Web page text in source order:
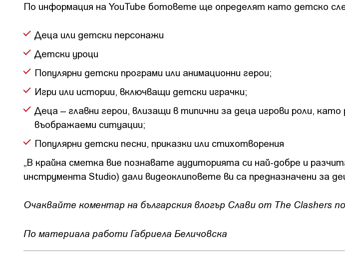
По информация на YouTube ботовете ще определят като детско
Деца или детски персонажи
Детски уроци
Популярни детски програми или анимационни герои;
Игри или истории, включващи детски играчки;
Деца – главни герои, влизащи в типични за деца игрови роли, като
въображаеми ситуации;
Популярни детски песни, приказки или стихотворения
„В крайна сметка вие познавате аудиторията си най-добре и
инструмента Studio) дали видеоклиповете ви са предназначени за
Очаквайте коментар на българския влогър Слави от The Clashers
По материала работи Габриела Беличовска